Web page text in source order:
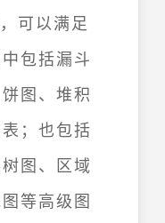
可以满足
包括漏斗
图、堆积
；也包括
图、区域
等高级图